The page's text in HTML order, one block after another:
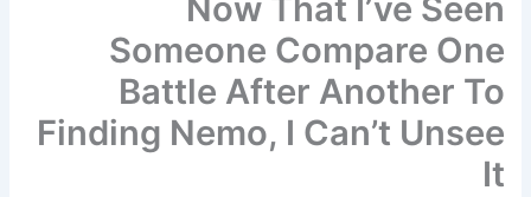
Now That I’ve Seen
Someone Compare One
Battle After Another To
Finding Nemo, I Can’t Unsee
It